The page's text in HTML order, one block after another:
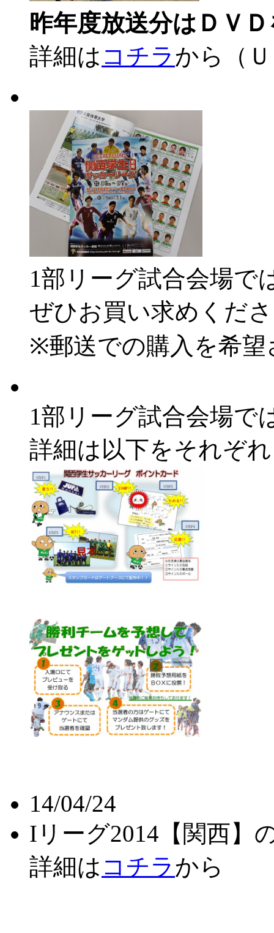
昨年度放送分はＤＶ
詳細は コチラから（
1部リーグ試合会場で
ぜひお買い求めくだ
※郵送での購入を希望
1部リーグ試合会場で
詳細は以下をそれぞ
14/04/24
Iリーグ2014【関西
詳細は コチラから